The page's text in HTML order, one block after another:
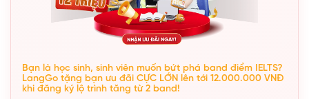
Bạn là học sinh, sinh viên muốn bứt phá band điểm IELTS?
LangGo tặng bạn ưu đãi CỰC LỚN lên tới 12.000.000 VNĐ
khi đăng ký lộ trình tăng từ 2 band!